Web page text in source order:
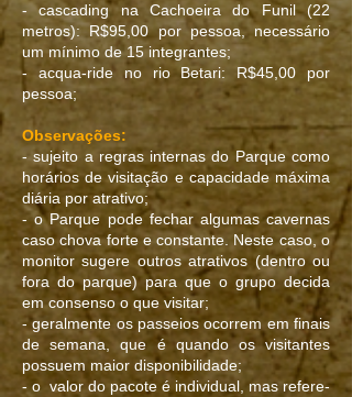
- cascading na Cachoeira do Funil (22
metros): R$95,00 por pessoa, necessário
um mínimo de 15 integrantes;
- acqua-ride no rio Betari: R$45,00 por
pessoa;
Observações:
- sujeito a regras internas do Parque como
horários de visitação e capacidade máxima
diária por atrativo;
- o Parque pode fechar algumas cavernas
caso chova forte e constante. Neste caso, o
monitor sugere outros atrativos (dentro ou
fora do parque) para que o grupo decida
em consenso o que visitar;
- geralmente os passeios ocorrem em finais
de semana, que é quando os visitantes
possuem maior disponibilidade;
- o valor do pacote é individual, mas refere-